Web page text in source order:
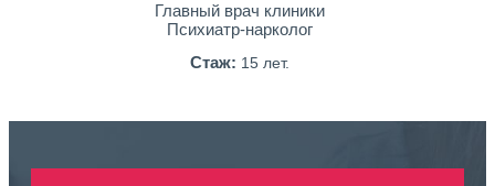
Главный врач клиники
Психиатр-нарколог
Стаж: 15 лет.